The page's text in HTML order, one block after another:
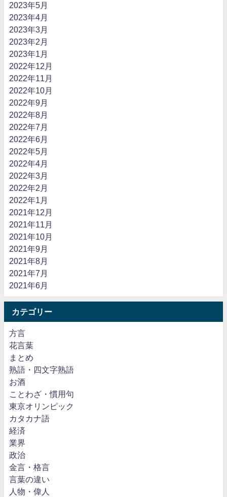
2023年5月
2023年4月
2023年3月
2023年2月
2023年1月
2022年12月
2022年11月
2022年10月
2022年9月
2022年8月
2022年7月
2022年6月
2022年5月
2022年4月
2022年3月
2022年2月
2022年1月
2021年12月
2021年11月
2021年10月
2021年9月
2021年8月
2021年7月
2021年6月
カテゴリー
方言
花言葉
まとめ
熟語・四文字熟語
お酒
ことわざ・慣用句
東京オリンピック
カタカナ語
経済
業界
政治
金言・格言
言葉の違い
人物・偉人